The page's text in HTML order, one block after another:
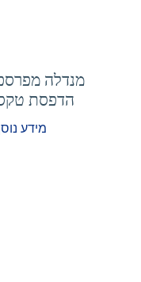
מנדלה
הדפסת
מידע